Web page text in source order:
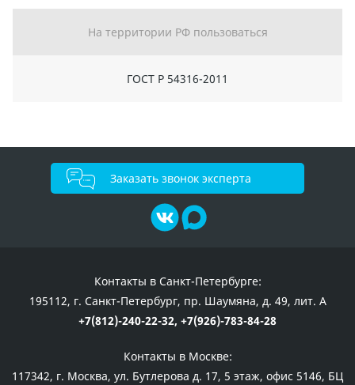
На территории РФ пользоваться
ГОСТ Р 54316-2011
Заказать звонок эксперта
Контакты в Санкт-Петербурге:
195112, г. Санкт-Петербург, пр. Шаумяна, д. 49, лит. А
+7(812)-240-22-32, +7(926)-783-84-28
Контакты в Москве:
117342, г. Москва, ул. Бутлерова д. 17, 5 этаж, офис 5146, БЦ